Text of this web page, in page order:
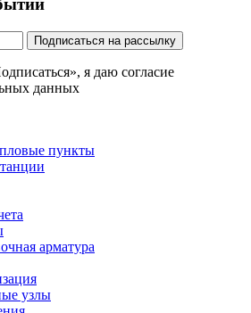
Подписаться на рассылку
я даю согласие
данных
пункты
арматура
узлы